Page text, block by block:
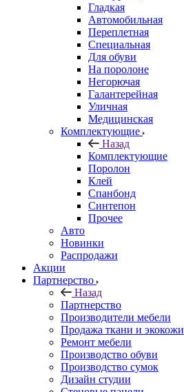
Гладкая
Автомобильная
Переплетная
Специальная
Для обуви
На поролоне
Негорючая
Галантерейная
Уличная
Медицинская
Комплектующие
Назад
Комплектующие
Поролон
Клей
Спанбонд
Синтепон
Прочее
Авто
Новинки
Распродажи
Акции
Партнерство
Назад
Партнерство
Производители мебели
Продажа ткани и экокожи
Ремонт мебели
Производство обуви
Производство сумок
Дизайн студии